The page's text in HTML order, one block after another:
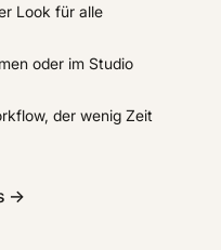
Look für alle
oder im Studio
der wenig Zeit
→